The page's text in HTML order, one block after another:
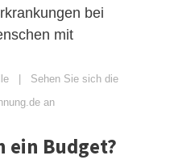
bei
mit
| Sehen Sie sich die
an
ein Budget?